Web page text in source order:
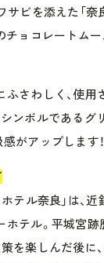
サビを添えた「奈
チョコレートム
ふさわしく、使
ンボルであるグ
がアップします！
テル奈良」は、
ホテル。平城宮
を楽しんだ後に